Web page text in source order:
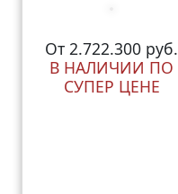
От 2.722.300 руб.
В НАЛИЧИИ ПО
СУПЕР ЦЕНЕ